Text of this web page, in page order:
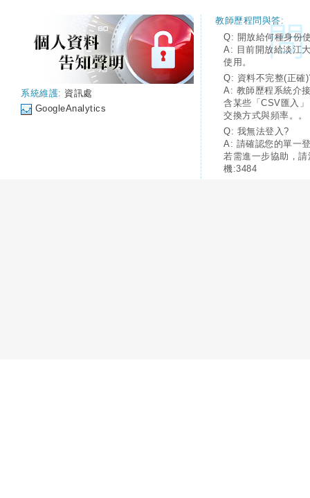
系統維護: 資訊處
GoogleAnalytics
教師歷程問與答:
Q: 開放給何種身份
A: 目前開放給淡江
使用。
Q: 資料不完整(正確
A: 教師歷程系統介
含某些「CSV匯入
交換方式與頻率。。
Q: 我無法登入?
A: 請確認您的單一
若需進一步協助，
機:3484